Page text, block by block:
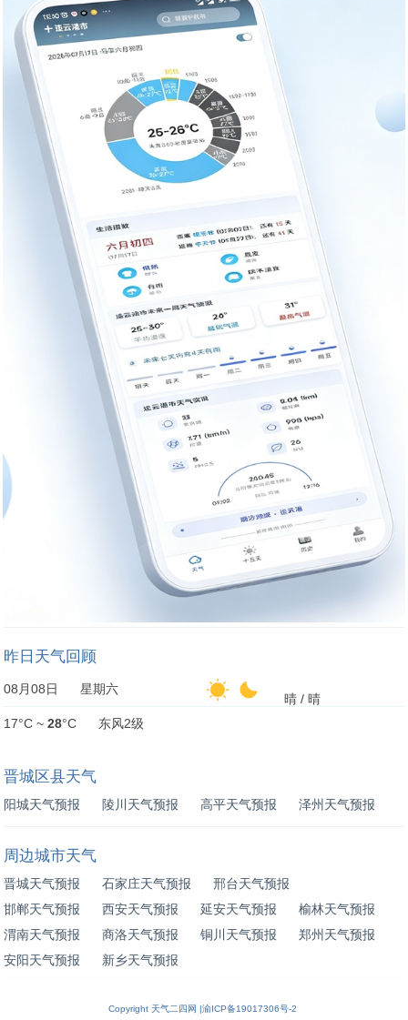
昨日天气回顾
08月08日 星期六
晴 / 晴
17°C ~ 28°C 东风2级
晋城区县天气
阳城天气预报 陵川天气预报 高平天气预报 泽州天气预报
周边城市天气
晋城天气预报 石家庄天气预报
邢台天气预报
邯郸天气预报
西安天气预报 延安天气预报
榆林天气预报
渭南天气预报
商洛天气预报 铜川天气预报
郑州天气预报
安阳天气预报
新乡天气预报
Copyright 天气二四网 |渝ICP备19017306号-2